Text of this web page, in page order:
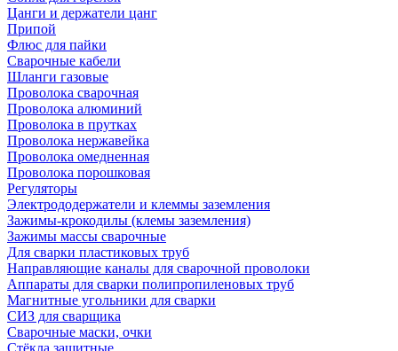
Цанги и держатели цанг
Припой
Флюс для пайки
Сварочные кабели
Шланги газовые
Проволока сварочная
Проволока алюминий
Проволока в прутках
Проволока нержавейка
Проволока омедненная
Проволока порошковая
Регуляторы
Электрододержатели и клеммы заземления
Зажимы-крокодилы (клемы заземления)
Зажимы массы сварочные
Для сварки пластиковых труб
Направляющие каналы для сварочной проволоки
Аппараты для сварки полипропиленовых труб
Магнитные угольники для сварки
СИЗ для сварщика
Сварочные маски, очки
Стёкла защитные